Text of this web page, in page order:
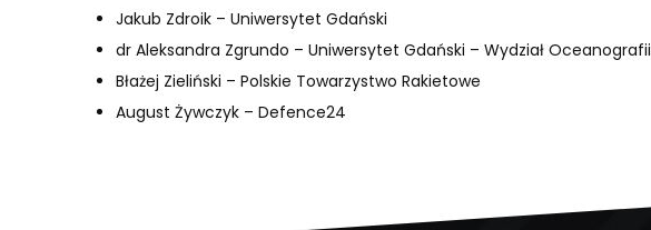
Jakub Zdroik – Uniwersytet Gdański
dr Aleksandra Zgrundo – Uniwersytet Gdański – Wydział Oceanografii
Błażej Zieliński – Polskie Towarzystwo Rakietowe
August Żywczyk – Defence24